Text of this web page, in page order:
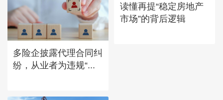
多险企披露代理合同纠
纷，从业者为违规“...
读懂再提“稳定房地产
市场”的背后逻辑